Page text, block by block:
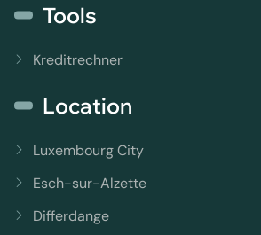
Tools
Kreditrechner
Location
Luxembourg City
Esch-sur-Alzette
Differdange